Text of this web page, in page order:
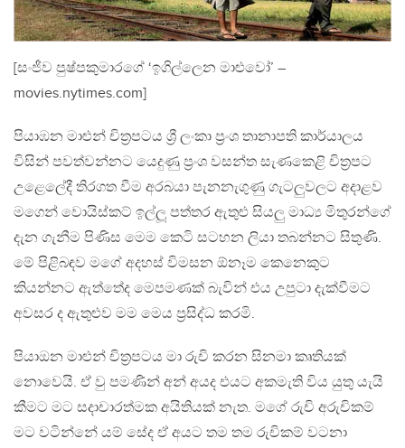
[සංජීව පුෂ්පකුමාරගේ ‘ඉගිල්ලෙන මාළුවෝ’ –
movies.nytimes.com]
පියාඹන මාළුන් චිත්‍රපටය ශ්‍රී ලංකා ප්‍රංශ තානාපති කාර්යාලය
විසින් පවත්වන්නට යෙදුණු ප්‍රංශ වසන්ත සැණකෙළි චිත්‍රපට
උළෙලේදී තිරගත වීම අරබයා පැනනැගුණු ගැටලුවලට අදාළව
මගෙන් වොයිස්කට් ඉල්ලූ පත්තර ඇතුළු සියලු මාධ්‍ය මිතුරන්ගේ
දැන ගැනීම පිණිස මෙම කෙටි සටහන ලියා තබන්නට සිතුණි.
මේ පිළිබඳව මගේ අදහස් විමසන ඕනෑම කෙනෙකුට
කියන්නට ඇත්තේද මෙපමණක් බැවින් එය උපුටා දැක්වීමට
අවසර ද ඇතුළුව මම මෙය ප්‍රසිද්ධ කරමි.
පියාඔන මාළුන් චිත්‍රපටය මා රුචි කරන සිනමා කෘතියක්
නොවෙයි. ඒ වු පමණින් අන් අයද එයට අකමැති විය යුතු යැයි
කීමට මට සදාචාරත්මක අයිතියක් නැත. මගේ රුචි අරුචිකම්
මට වටින්නේ යම් සේද ඒ අයට තම තම රුචිකම් වටනා